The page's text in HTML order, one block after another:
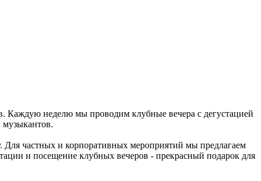
Каждую неделю мы проводим клубные вечера с дегустацией
музыкантов.
Для частных и корпоративных мероприятий мы предлагаем
и посещение клубных вечеров - прекрасный подарок для